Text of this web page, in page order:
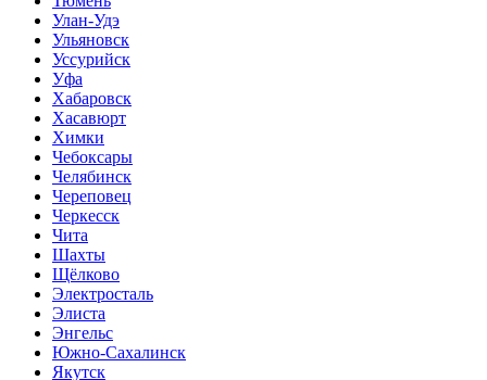
Улан-Удэ
Ульяновск
Уссурийск
Уфа
Хабаровск
Хасавюрт
Химки
Чебоксары
Челябинск
Череповец
Черкесск
Чита
Шахты
Щёлково
Электросталь
Элиста
Энгельс
Южно-Сахалинск
Якутск